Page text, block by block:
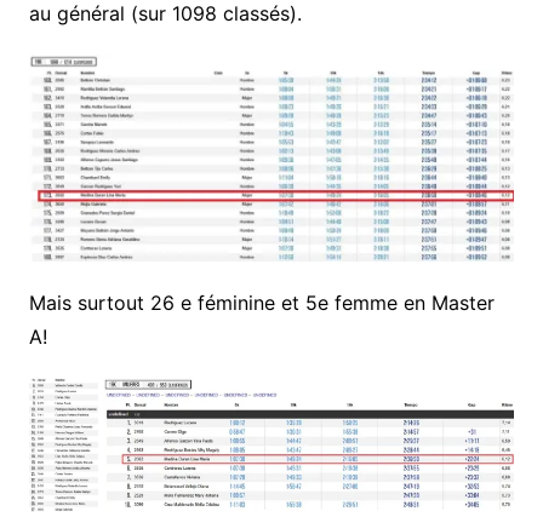
au général (sur 1098 classés).
Mais surtout 26 e féminine et 5e femme en Master
A!